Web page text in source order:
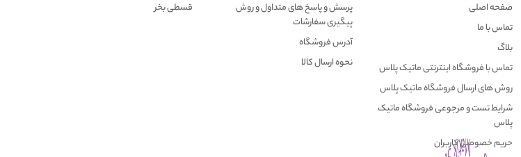
صفحه اصلی
تماس با ما
بلاگ
تماس با فروشگاه اینترنتی ماتیک پلاس
روش های ارسال فروشگاه ماتیک پلاس
شرایط تست و مرجوعی فروشگاه ماتیک
پلاس
حریم خصوصی کاربران
پرسش و پاسخ های متداول و روش
پیگیری سفارشات
آدرس فروشگاه
نحوه ارسال کالا
قسطی بخر